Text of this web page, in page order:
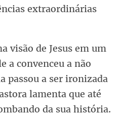
extraordinárias
visão de Jesus em um
a convenceu a não
passou a ser ironizada
lamenta que até
da sua história.